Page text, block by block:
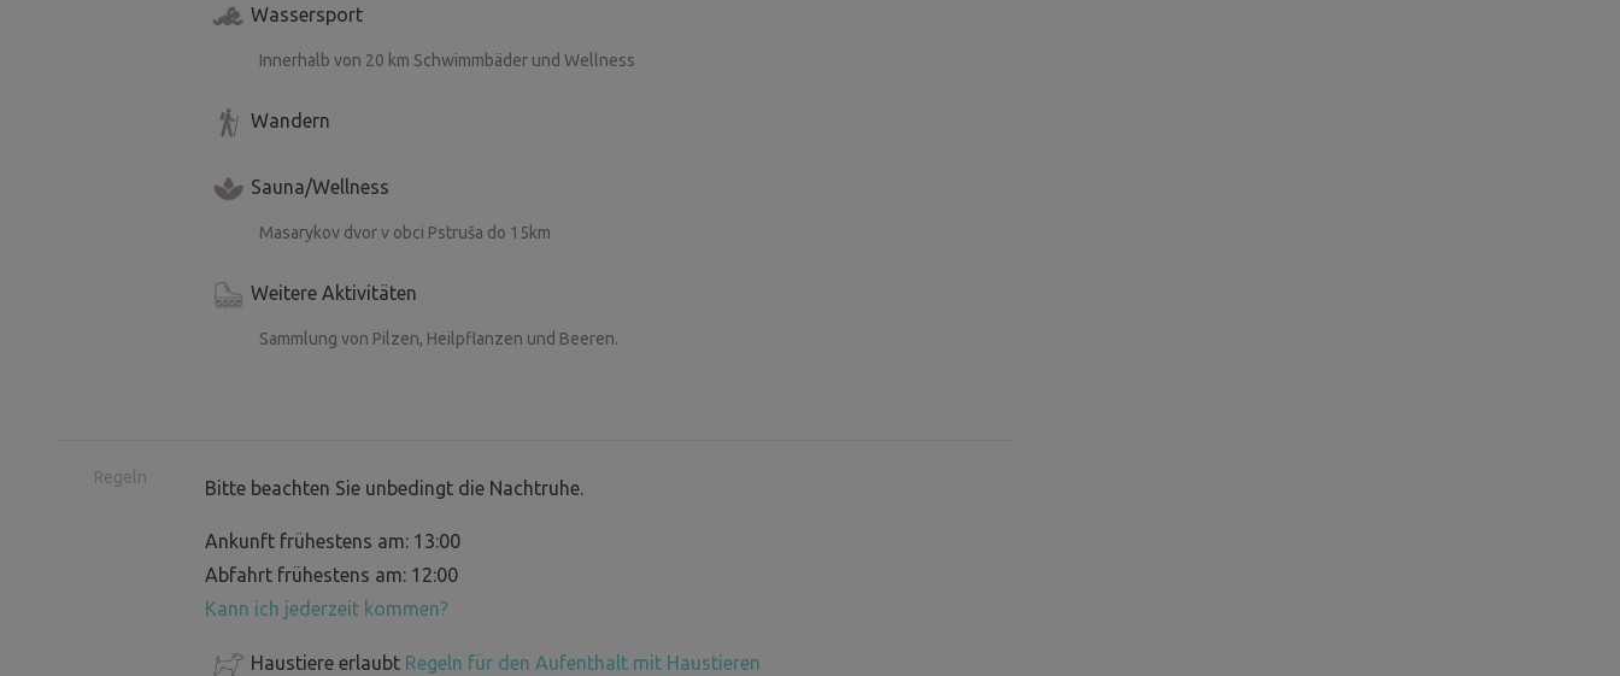
Wassersport
Innerhalb von 20 km Schwimmbäder und Wellness
Wandern
Sauna/Wellness
Masarykov dvor v obci Pstruša do 15km
Weitere Aktivitäten
Sammlung von Pilzen, Heilpflanzen und Beeren.
Regeln Bitte beachten Sie unbedingt die Nachtruhe.
Ankunft frühestens am: 13:00
Abfahrt frühestens am: 12:00
Kann ich jederzeit kommen?
Haustiere erlaubt Regeln für den Aufenthalt mit Haustieren